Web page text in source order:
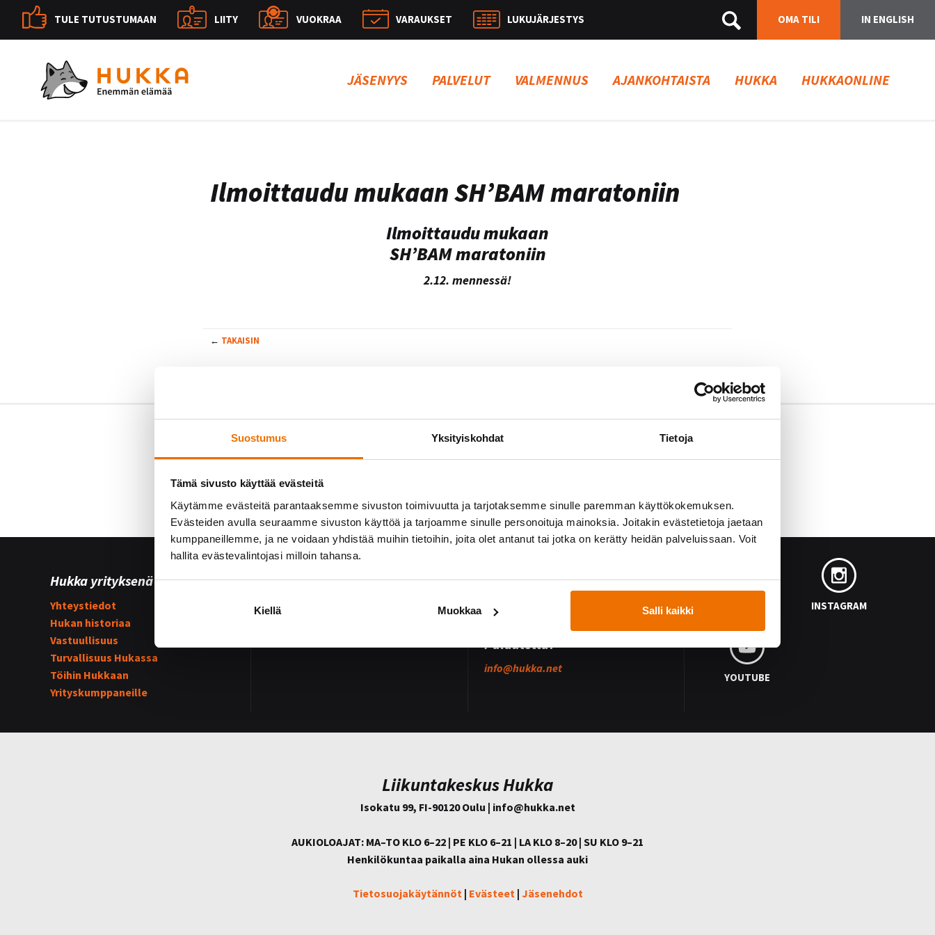
Suostumus Yksityiskohdat Tietoja
Tämä sivusto käyttää evästeitä
Käytämme evästeitä parantaaksemme sivuston toimivuutta ja tarjotaksemme sinulle paremman käyttökokemuksen.
Evästeiden avulla seuraamme sivuston käyttöä ja tarjoamme sinulle personoituja mainoksia. Joitakin evästetietoja jaetaan
kumppaneillemme, ja ne voidaan yhdistää muihin tietoihin, joita olet antanut tai jotka on kerätty heidän palveluissaan. Voit
hallita evästevalintojasi milloin tahansa.
Kiellä Muokkaa Salli kaikki
TULE TUTUSTUMAAN LIITY VUOKRAA VARAUKSET LUKUJÄRJESTYS OMA TILI IN ENGLISH
JÄSENYYS PALVELUT VALMENNUS AJANKOHTAISTA HUKKA HUKKAONLINE
Ilmoittaudu mukaan SH’BAM maratoniin
Ilmoittaudu mukaan
SH’BAM maratoniin
2.12. mennessä!
← TAKAISIN
Hukka yrityksenä
Yhteystiedot
Hukan historiaa
Vastuullisuus
Turvallisuus Hukassa
Töihin Hukkaan
Yrityskumppaneille
Yhteistyössä
Hukka suosittelee!
Medialle
Hukan lehdistöpaketti
Palautetta?
info@hukka.net
INSTAGRAM
YOUTUBE
Liikuntakeskus Hukka
Isokatu 99, FI-90120 Oulu | info@hukka.net
AUKIOLOAJAT: MA–TO KLO 6–22 | PE KLO 6–21 | LA KLO 8–20 | SU KLO 9–21
Henkilökuntaa paikalla aina Hukan ollessa auki
Tietosuojakäytännöt | Evästeet | Jäsenehdot